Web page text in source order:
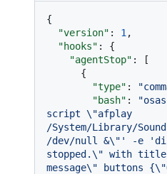
{
"version" : 1 ,
"hooks" :
{
"agentStop" :
[
{
"type" :
"bash" :
script \"afplay
/System/Library/
/dev/null &\"' -e
stopped.\" with title
message\" buttons